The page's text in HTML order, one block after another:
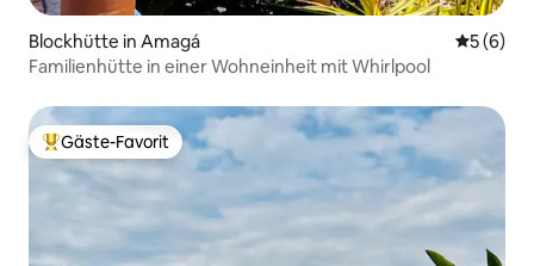
Blockhütte in Amagá
5 (6)
Familienhütte in einer Wohneinheit mit Whirlpool
Beliebter Gäste-Favorit.
Gäste-Favorit